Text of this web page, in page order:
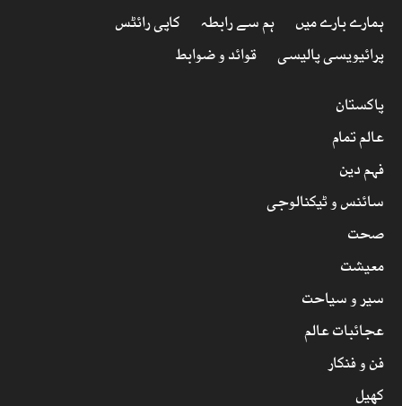
ہمارے بارے میں ہم سے رابطہ
کاپی رائٹس
پرائیویسی پالیسی
قوائد و ضوابط
پاکستان
عالم تمام
فہم دین
سائنس و ٹیکنالوجی
صحت
معیشت
سیر و سیاحت
عجائبات عالم
فن و فنکار
کھیل